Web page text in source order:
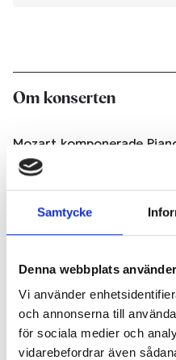
Samtycke
Denna webbplats
Vi använder
och annonserna till
för sociala medier och
vidarebefordrar även
Om konserten
Mozart komponerade
som han skrev Figaros
verket. Störst prestige
han för första gången en
kreativitet och melodiska
solostämman som tas om
av Sveriges främsta
Allan Petterssons musik
storslagen, han har själv